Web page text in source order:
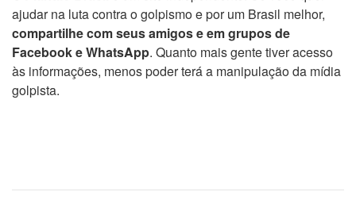
ajudar na luta contra o golpismo e por um Brasil melhor,
compartilhe com seus amigos e em grupos de
Facebook e WhatsApp. Quanto mais gente tiver acesso
às informações, menos poder terá a manipulação da mídia
golpista.